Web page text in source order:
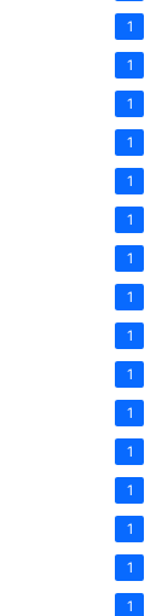
1
1
1
1
1
1
1
1
1
1
1
1
1
1
1
1